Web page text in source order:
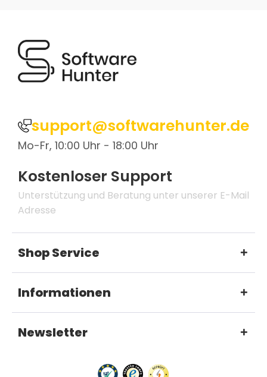
support@softwarehunter.de
Mo-Fr, 10:00 Uhr - 18:00 Uhr
Kostenloser Support
Unterstützung und Beratung unter unserer E-Mail
Adresse
Shop Service
Informationen
Newsletter